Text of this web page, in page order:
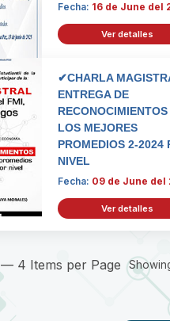
Fecha: 16 de June del
Ver detalles
✔CHARLA
ENTREGA DE
RECONOCIMIENTOS
LOS MEJORES
PROMEDIOS 2-2024
NIVEL
Fecha: 09 de June del
Ver detalles
— 4 Items per Page